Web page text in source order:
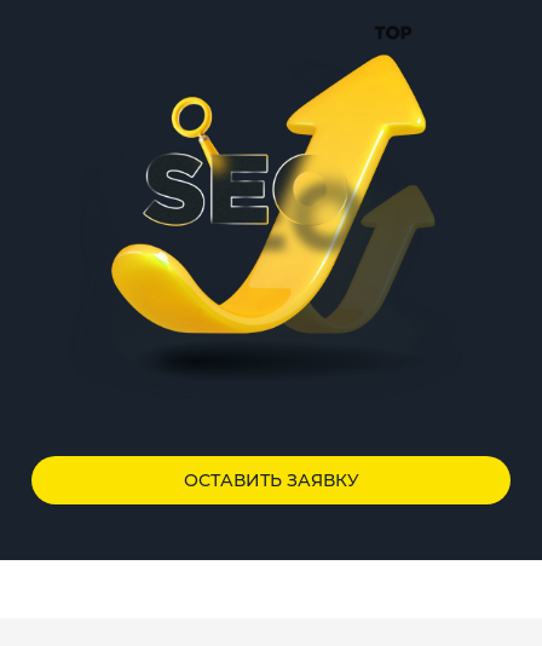
ОСТАВИТЬ ЗАЯВКУ